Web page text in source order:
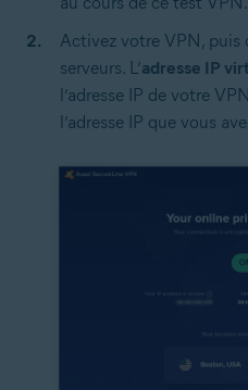
Activez votre VPN, puis
serveurs. L’adresse IP
l’adresse IP de votre
l’adresse IP que vous